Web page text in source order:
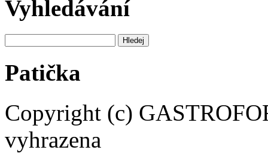
Vyhledávání
Patička
Copyright (c)
vyhrazena